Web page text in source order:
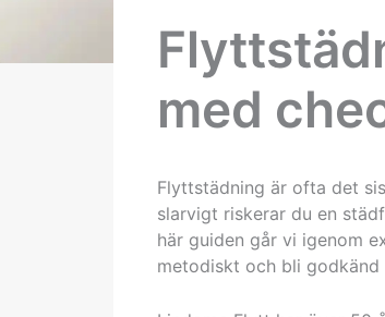
med
Flyttstädning är ofta det
slarvigt riskerar du en
här guiden går vi igenom
metodiskt och bli